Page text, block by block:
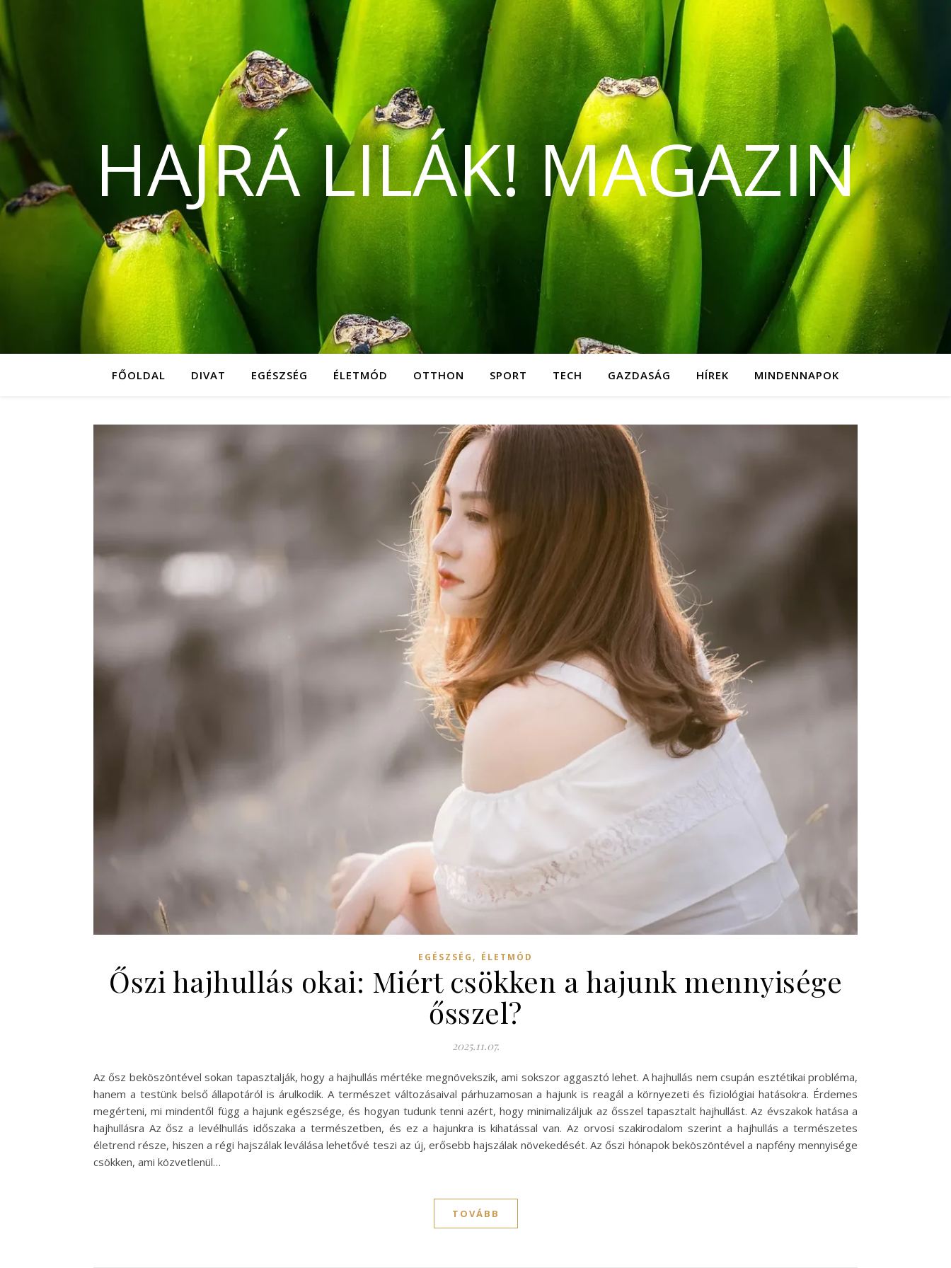
HAJRÁ LILÁK! MAGAZIN
FŐOLDAL DIVAT EGÉSZSÉG ÉLETMÓD OTTHON SPORT TECH GAZDASÁG HÍREK MINDENNAPOK
EGÉSZSÉG , ÉLETMÓD
Őszi hajhullás okai: Miért csökken a hajunk mennyisége
ősszel?
2025.11.07.
Az ősz beköszöntével sokan tapasztalják, hogy a hajhullás mértéke megnövekszik, ami sokszor aggasztó lehet. A hajhullás nem csupán esztétikai probléma,
hanem a testünk belső állapotáról is árulkodik. A természet változásaival párhuzamosan a hajunk is reagál a környezeti és fiziológiai hatásokra. Érdemes
megérteni, mi mindentől függ a hajunk egészsége, és hogyan tudunk tenni azért, hogy minimalizáljuk az ősszel tapasztalt hajhullást. Az évszakok hatása a
hajhullásra Az ősz a levélhullás időszaka a természetben, és ez a hajunkra is kihatással van. Az orvosi szakirodalom szerint a hajhullás a természetes
életrend része, hiszen a régi hajszálak leválása lehetővé teszi az új, erősebb hajszálak növekedését. Az őszi hónapok beköszöntével a napfény mennyisége
csökken, ami közvetlenül…
TOVÁBB